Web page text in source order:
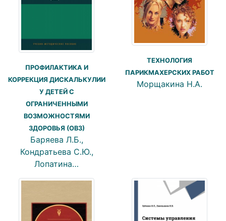
ПРОФИЛАКТИКА И
КОРРЕКЦИЯ ДИСКАЛЬКУЛИИ
У ДЕТЕЙ С
ОГРАНИЧЕННЫМИ
ВОЗМОЖНОСТЯМИ
ЗДОРОВЬЯ (ОВЗ)
Баряева Л.Б.,
Кондратьева С.Ю.,
Лопатина…
ТЕХНОЛОГИЯ
ПАРИКМАХЕРСКИХ РАБОТ
Морщакина Н.А.